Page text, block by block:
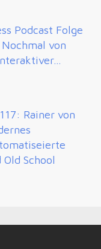
Podcast Folge
von
Rainer von
School